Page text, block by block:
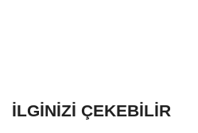
İLGINIZI ÇEKEBILIR